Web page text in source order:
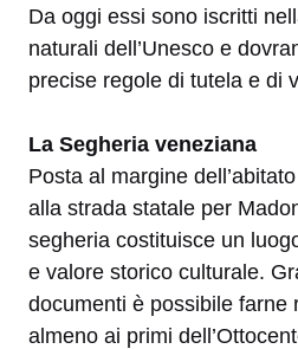
Da oggi essi sono iscritti
naturali dell’Unesco e
precise regole di tutela e di
La Segheria veneziana
Posta al margine
alla strada statale per
segheria costituisce un
e valore storico culturale.
documenti è possibile farne
almeno ai primi